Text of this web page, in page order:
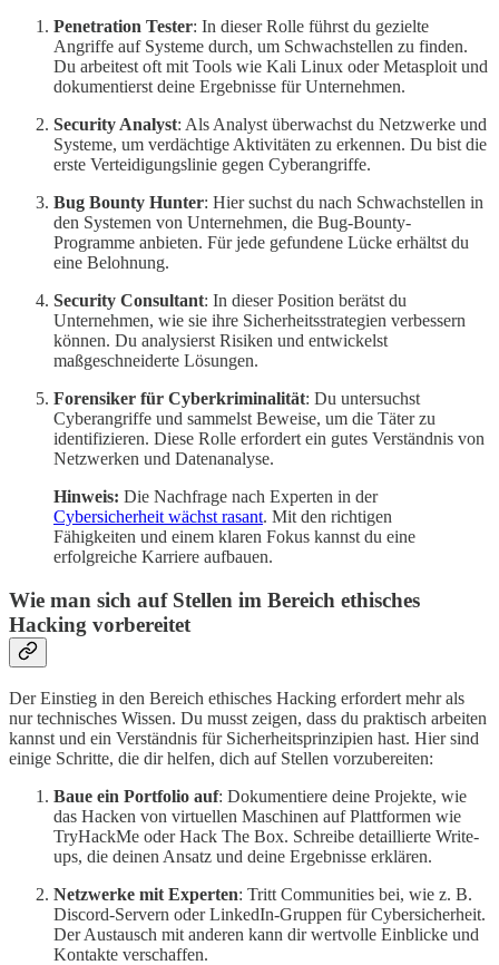
Penetration Tester: In dieser Rolle führst du gezielte
Angriffe auf Systeme durch, um Schwachstellen zu finden.
Du arbeitest oft mit Tools wie Kali Linux oder Metasploit und
dokumentierst deine Ergebnisse für Unternehmen.
Security Analyst: Als Analyst überwachst du Netzwerke und
Systeme, um verdächtige Aktivitäten zu erkennen. Du bist die
erste Verteidigungslinie gegen Cyberangriffe.
Bug Bounty Hunter: Hier suchst du nach Schwachstellen in
den Systemen von Unternehmen, die Bug-Bounty-
Programme anbieten. Für jede gefundene Lücke erhältst du
eine Belohnung.
Security Consultant: In dieser Position berätst du
Unternehmen, wie sie ihre Sicherheitsstrategien verbessern
können. Du analysierst Risiken und entwickelst
maßgeschneiderte Lösungen.
Forensiker für Cyberkriminalität: Du untersuchst
Cyberangriffe und sammelst Beweise, um die Täter zu
identifizieren. Diese Rolle erfordert ein gutes Verständnis von
Netzwerken und Datenanalyse.
Hinweis: Die Nachfrage nach Experten in der
Cybersicherheit wächst rasant. Mit den richtigen
Fähigkeiten und einem klaren Fokus kannst du eine
erfolgreiche Karriere aufbauen.
Wie man sich auf Stellen im Bereich ethisches
Hacking vorbereitet
Der Einstieg in den Bereich ethisches Hacking erfordert mehr als
nur technisches Wissen. Du musst zeigen, dass du praktisch arbeiten
kannst und ein Verständnis für Sicherheitsprinzipien hast. Hier sind
einige Schritte, die dir helfen, dich auf Stellen vorzubereiten:
Baue ein Portfolio auf: Dokumentiere deine Projekte, wie
das Hacken von virtuellen Maschinen auf Plattformen wie
TryHackMe oder Hack The Box. Schreibe detaillierte Write-
ups, die deinen Ansatz und deine Ergebnisse erklären.
Netzwerke mit Experten: Tritt Communities bei, wie z. B.
Discord-Servern oder LinkedIn-Gruppen für Cybersicherheit.
Der Austausch mit anderen kann dir wertvolle Einblicke und
Kontakte verschaffen.